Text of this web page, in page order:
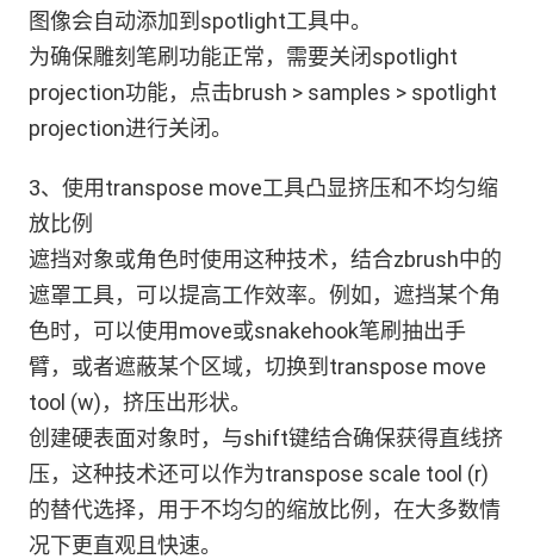
图像会自动添加到spotlight工具中。
为确保雕刻笔刷功能正常，需要关闭spotlight
projection功能，点击brush > samples > spotlight
projection进行关闭。
3、使用transpose move工具凸显挤压和不均匀缩
放比例
遮挡对象或角色时使用这种技术，结合zbrush中的
遮罩工具，可以提高工作效率。例如，遮挡某个角
色时，可以使用move或snakehook笔刷抽出手
臂，或者遮蔽某个区域，切换到transpose move
tool (w)，挤压出形状。
创建硬表面对象时，与shift键结合确保获得直线挤
压，这种技术还可以作为transpose scale tool (r)
的替代选择，用于不均匀的缩放比例，在大多数情
况下更直观且快速。